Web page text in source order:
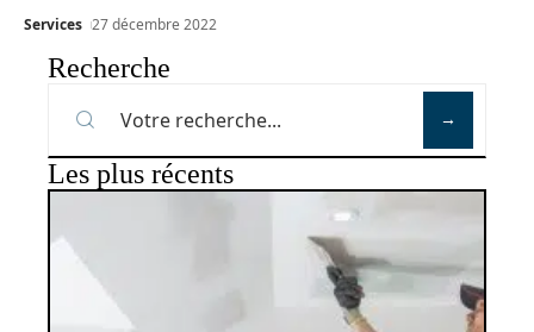
Services 27 décembre 2022
Recherche
Les plus récents